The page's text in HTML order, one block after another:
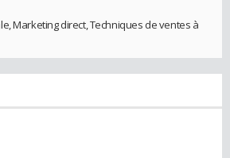
Marketing direct, Techniques de ventes à